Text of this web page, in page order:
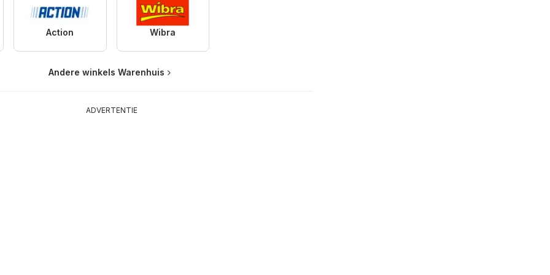
Action Wibra
Andere winkels Warenhuis
ADVERTENTIE